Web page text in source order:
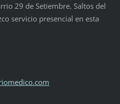
29 de Setiembre. Saltos del
servicio presencial en esta
co.com